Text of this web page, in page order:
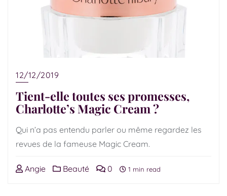
12/12/2019
Tient-elle toutes ses promesses,
Charlotte’s Magic Cream ?
Qui n’a pas entendu parler ou même regardez les
revues de la fameuse Magic Cream.
Angie Beauté 0 1 min read